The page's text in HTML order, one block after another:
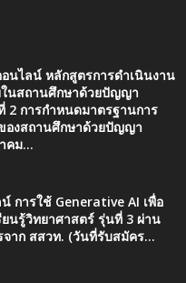
นไลน์ หลักสูตรการดำเนินงาน
นสถานศึกษาด้วยปัญญา
2 การกำหนดมาตรฐานการ
องสถานศึกษาด้วยปัญญา
คม...
การใช้ Generative AI เพื่อ
ยนรู้วิทยาศาสตร์ รุ่นที่ 3 ผ่าน
าก สสวท. (วันที่รับสมัคร...